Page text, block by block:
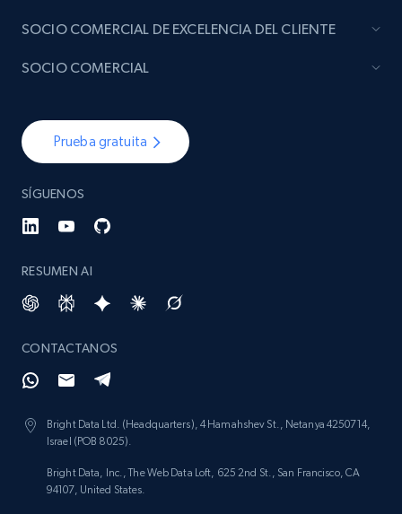
Prueba gratuita
SÍGUENOS
RESUMEN AI
CONTACTANOS
Bright Data Ltd. (Headquarters), 4 Hamahshev St., Netanya 4250714,
Israel (POB 8025).
Bright Data, Inc., The Web Data Loft, 625 2nd St., San Francisco, CA
94107, United States.
SOCIO COMERCIAL DE EXCELENCIA DEL CLIENTE
SOCIO COMERCIAL